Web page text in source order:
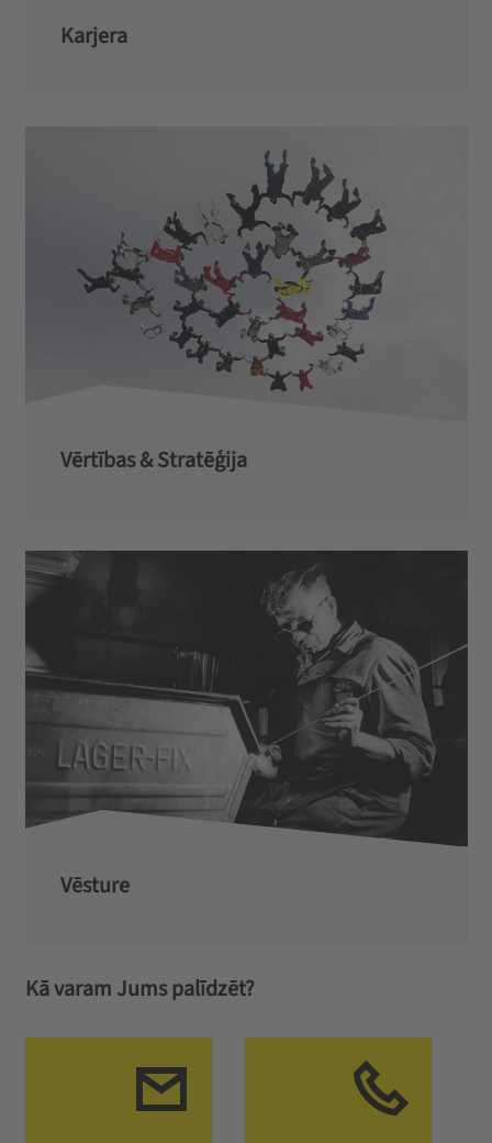
Karjera
Vērtības & Stratēģija
Vēsture
Kā varam Jums palīdzēt?